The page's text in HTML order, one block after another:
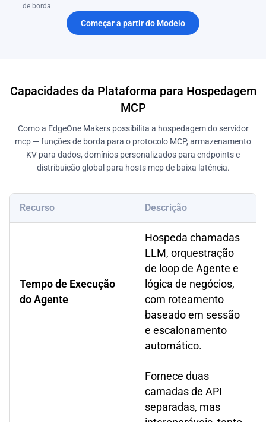
de borda.
Começar a partir do Modelo
Capacidades da Plataforma para Hospedagem
MCP
Como a EdgeOne Makers possibilita a hospedagem do servidor
mcp — funções de borda para o protocolo MCP, armazenamento
KV para dados, domínios personalizados para endpoints e
distribuição global para hosts mcp de baixa latência.
Recurso Descrição
Tempo de Execução
do Agente
Hospeda chamadas
LLM, orquestração
de loop de Agente e
lógica de negócios,
com roteamento
baseado em sessão
e escalonamento
automático.
Fornece duas
camadas de API
separadas, mas